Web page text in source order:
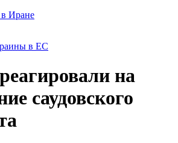
Иране
в ЕС
на
саудовского